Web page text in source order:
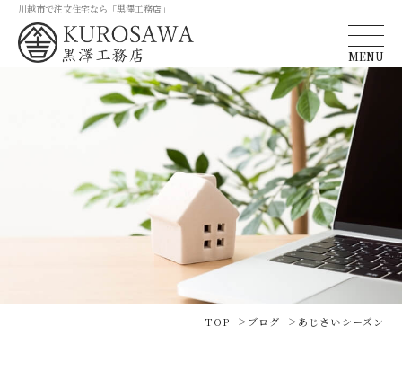
川越市で注文住宅なら「黒澤工務店」
MENU
TOP ブログ あじさいシーズン